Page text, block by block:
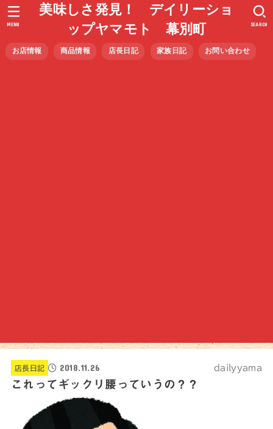
美味しさ発見！ デイリーショ
ップヤマモト 幕別町
お店情報 商品情報 店長日記 家族日記 お問い合わせ
SEARCH
MENU
店長日記 2018.11.26 dailyyama
これってギックリ腰っていうの？？